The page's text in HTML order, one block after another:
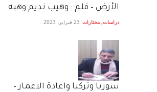
الأرض – قلم : وهيب نديم وهبه
دراسات, مختارات 23 فبراير، 2023
سوريا وتركيا واعادة الاعمار –